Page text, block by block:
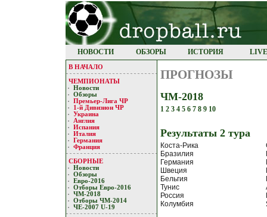
НОВОСТИ ОБЗОРЫ ИСТОРИЯ
В НАЧАЛО
ЧЕМПИОНАТЫ
Новости
Обзоры
Премьер-Лигa ЧР
1-й Дивизион ЧР
Украина
Англия
Испания
Италия
Германия
Франция
СБОРНЫЕ
Новости
Обзоры
Евро-2016
Отборы Евро-2016
ЧМ-2018
Отборы ЧМ-2014
ЧЕ-2007 U-19
ПРОГНОЗЫ
ЧМ-2018
1 2 3 4 5 6 7 8 9 10
Результaты 2 турa
Коста-Рика
Бразилия
Германия
Швеция
Бельгия
Тунис
Россия
Колумбия